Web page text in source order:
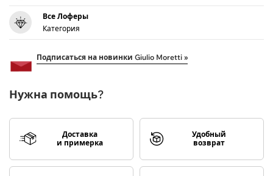
Все Лоферы
Категория
Подписаться на новинки Giulio Moretti »
Нужна помощь?
Доставка
и примерка
Удобный
возврат